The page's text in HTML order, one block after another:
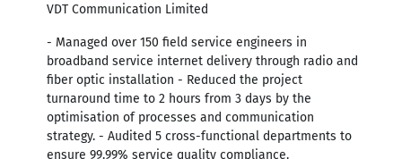
VDT Communication Limited
- Managed over 150 field service engineers in
broadband service internet delivery through radio and
fiber optic installation - Reduced the project
turnaround time to 2 hours from 3 days by the
optimisation of processes and communication
strategy. - Audited 5 cross-functional departments to
ensure 99.99% service quality compliance.